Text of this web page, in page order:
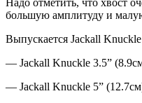
большую амплитуду и
Выпускается Jackall
— Jackall Knuckle 3.5”
— Jackall Knuckle 5”